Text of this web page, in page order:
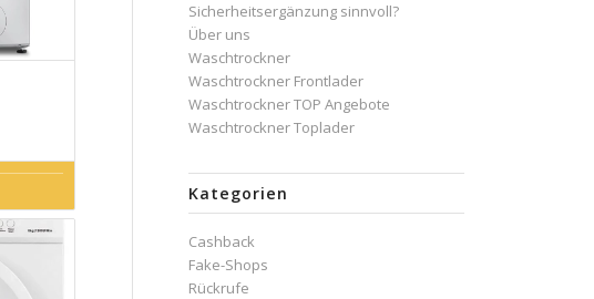
Sicherheitsergänzung sinnvoll?
Über uns
Waschtrockner
Waschtrockner Frontlader
Waschtrockner TOP Angebote
Waschtrockner Toplader
Kategorien
Cashback
Fake-Shops
Rückrufe